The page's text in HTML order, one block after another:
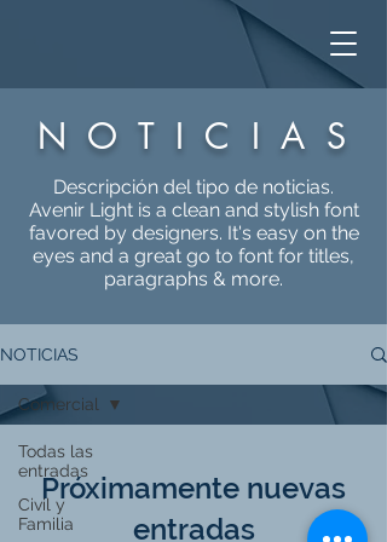
NOTICIAS
Todas las
entradas
Civil y
Familia
Comercial
Próximamente nuevas
entradas
NOTICIAS
Descripción del tipo de noticias.
Avenir Light is a clean and stylish font
favored by designers. It's easy on the
eyes and a great go to font for titles,
paragraphs & more.